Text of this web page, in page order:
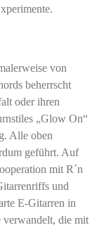
von
beherrscht
oder ihren
„Glow On“
Alle oben
geführt. Auf
mit R´n
und
E-Gitarren in
verwandelt, die mit